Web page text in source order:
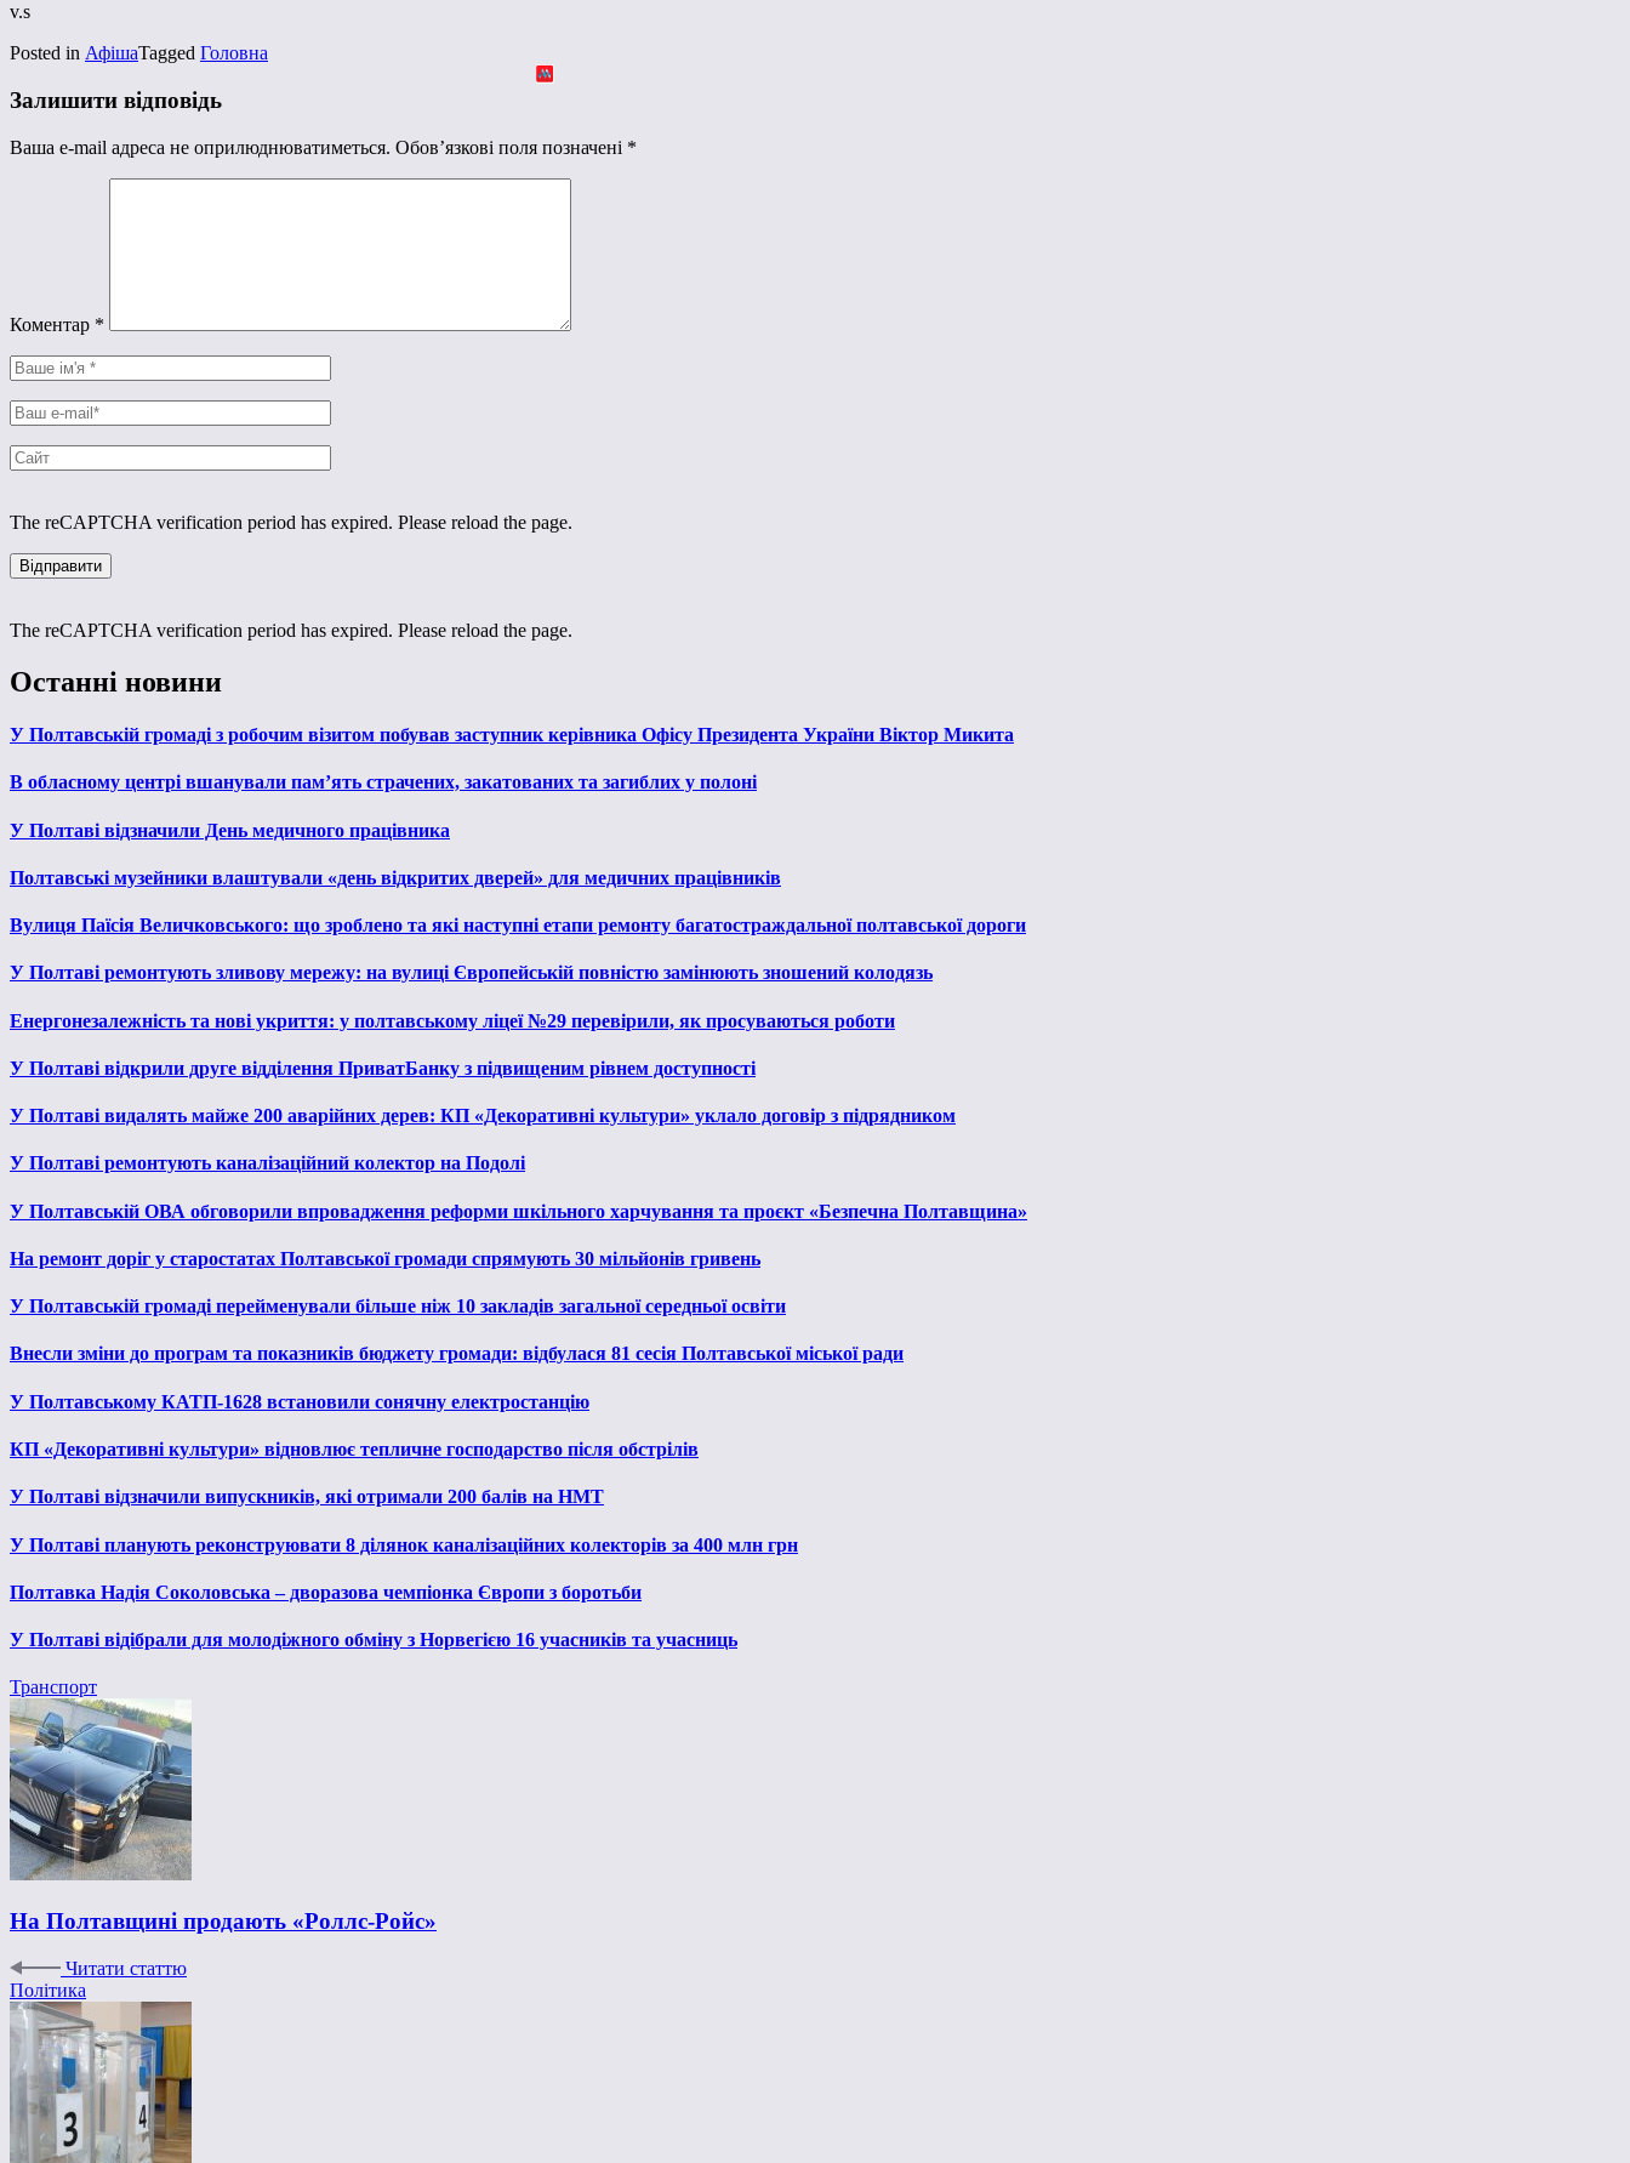
v.s
Posted in АфішаTagged Головна
Залишити відповідь
Ваша e-mail адреса не оприлюднюватиметься. Обов’язкові поля позначені *
Коментар *
The reCAPTCHA verification period has expired. Please reload the page.
The reCAPTCHA verification period has expired. Please reload the page.
Останні новини
У Полтавській громаді з робочим візитом побував заступник керівника Офісу Президента України Віктор Микита
В обласному центрі вшанували пам’ять страчених, закатованих та загиблих у полоні
У Полтаві відзначили День медичного працівника
Полтавські музейники влаштували «день відкритих дверей» для медичних працівників
Вулиця Паїсія Величковського: що зроблено та які наступні етапи ремонту багатостраждальної полтавської дороги
У Полтаві ремонтують зливову мережу: на вулиці Європейській повністю замінюють зношений колодязь
Енергонезалежність та нові укриття: у полтавському ліцеї №29 перевірили, як просуваються роботи
У Полтаві відкрили друге відділення ПриватБанку з підвищеним рівнем доступності
У Полтаві видалять майже 200 аварійних дерев: КП «Декоративні культури» уклало договір з підрядником
У Полтаві ремонтують каналізаційний колектор на Подолі
У Полтавській ОВА обговорили впровадження реформи шкільного харчування та проєкт «Безпечна Полтавщина»
На ремонт доріг у старостатах Полтавської громади спрямують 30 мільйонів гривень
У Полтавській громаді перейменували більше ніж 10 закладів загальної середньої освіти
Внесли зміни до програм та показників бюджету громади: відбулася 81 сесія Полтавської міської ради
У Полтавському КАТП-1628 встановили сонячну електростанцію
КП «Декоративні культури» відновлює тепличне господарство після обстрілів
У Полтаві відзначили випускників, які отримали 200 балів на НМТ
У Полтаві планують реконструювати 8 ділянок каналізаційних колекторів за 400 млн грн
Полтавка Надія Соколовська – дворазова чемпіонка Європи з боротьби
У Полтаві відібрали для молодіжного обміну з Норвегією 16 учасників та учасниць
Транспорт
На Полтавщині продають «Роллс-Ройс»
Читати статтю
Політика